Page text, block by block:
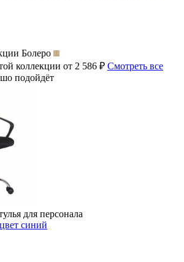
Болеро
коллекции от 2 586 ₽ Смотреть все
подойдёт
для персонала
синий